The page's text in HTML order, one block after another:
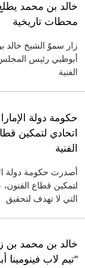
خالد بن محمد
محطات تاريخية
زار سموّ الشيخ خالد
أبوظبي رئيس المجلس
الفنية
حكومة دولة
اتحادي لتمكين
الفنية
أصدرت حكومة دولة
لتمكين قطاع
التي لا تهدف لتحقيق
خالد بن محمد بن
"تيم لاب فينومينا